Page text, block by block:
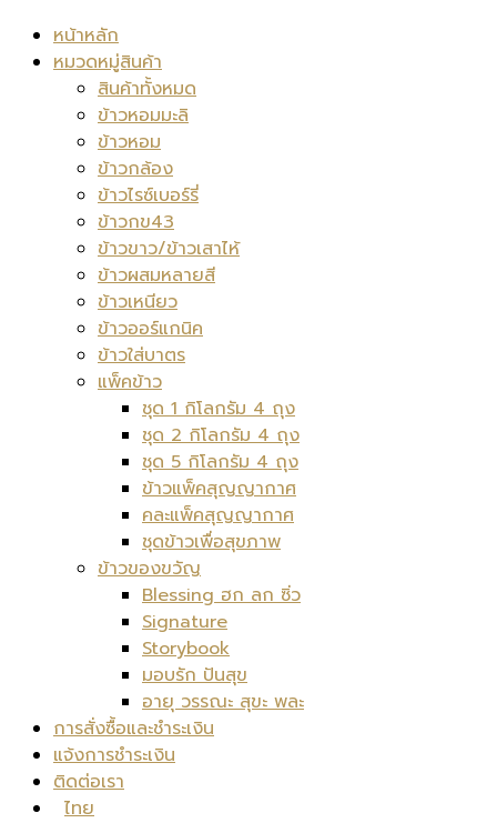
หน้าหลัก
หมวดหมู่สินค้า
สินค้าทั้งหมด
ข้าวหอมมะลิ
ข้าวหอม
ข้าวกล้อง
ข้าวไรซ์เบอร์รี่
ข้าวกข43
ข้าวขาว/ข้าวเสาไห้
ข้าวผสมหลายสี
ข้าวเหนียว
ข้าวออร์แกนิค
ข้าวใส่บาตร
แพ็คข้าว
ชุด 1 กิโลกรัม 4 ถุง
ชุด 2 กิโลกรัม 4 ถุง
ชุด 5 กิโลกรัม 4 ถุง
ข้าวแพ็คสุญญากาศ
คละแพ็คสุญญากาศ
ชุดข้าวเพื่อสุขภาพ
ข้าวของขวัญ
Blessing ฮก ลก ซิ่ว
Signature
Storybook
มอบรัก ปันสุข
อายุ วรรณะ สุขะ พละ
การสั่งซื้อและชำระเงิน
แจ้งการชำระเงิน
ติดต่อเรา
ไทย